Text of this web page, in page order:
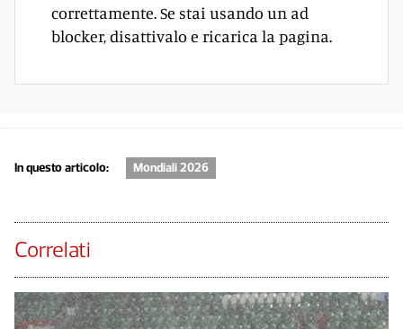
correttamente. Se stai usando un ad
blocker, disattivalo e ricarica la pagina.
In questo articolo: Mondiali 2026
Correlati